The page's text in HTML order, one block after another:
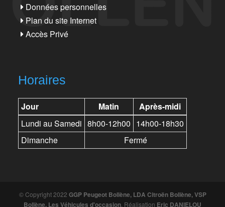
Données personnelles
Plan du site Internet
Accès Privé
Horaires
Jour Matin
Après-midi
Lundi au Samedi 8h00-12h00 14h00-18h30
Dimanche
Fermé
© Copyright 2022 GGP Peugeot Bollène, LDA Citroën Bollène, VSP
Bollène, Les Véhicules d'occasion . Réalisation Eric DANIELOU